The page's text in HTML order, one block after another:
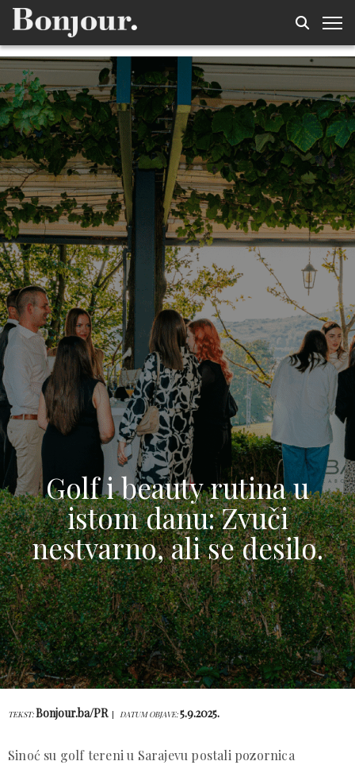
Golf i beauty rutina u
istom danu: Zvuči
nestvarno, ali se desilo.
TEKST:Bonjour.ba/PR DATUM OBJAVE:5.9.2025.
Sinoć su golf tereni u Sarajevu postali pozornica